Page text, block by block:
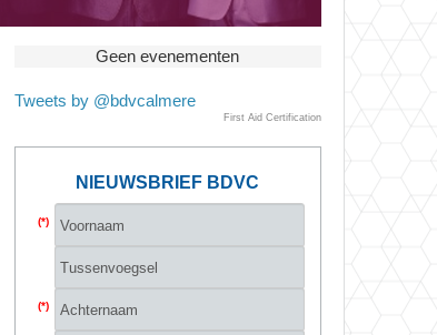
Geen evenementen
Tweets by @bdvcalmere
First Aid Certification
NIEUWSBRIEF BDVC
(*)
(*)